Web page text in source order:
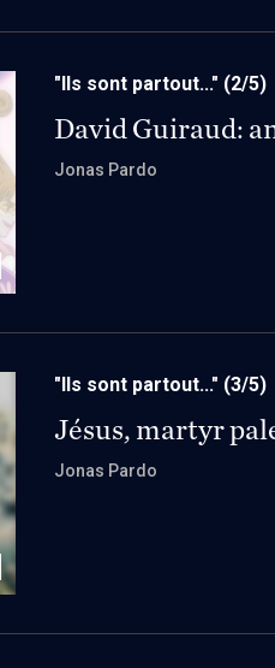
"Ils sont partout..." (2/5)
David Guiraud:
Jonas Pardo
"Ils sont partout..." (3/5)
Jésus, martyr
Jonas Pardo